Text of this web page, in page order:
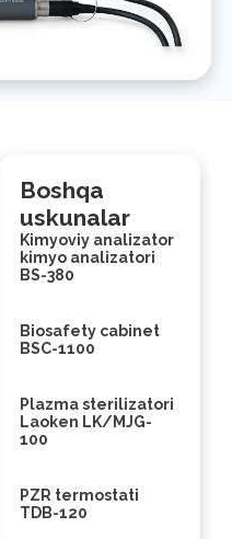
Boshqa
uskunalar
Kimyoviy analizator
kimyo analizatori
BS-380
Biosafety cabinet
BSC-1100
Plazma sterilizatori
Laoken LK/MJG-
100
PZR termostati
TDB-120